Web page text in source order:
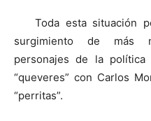
Toda esta situación
surgimiento de más
personajes de la
“queveres” con Carlos
“perritas”.